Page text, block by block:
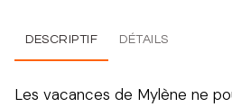
DESCRIPTIF DÉTAILS
Les vacances de Mylène ne